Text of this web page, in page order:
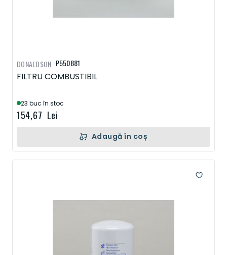
P550881
FILTRU COMBUSTIBIL
23 buc în stoc
154,67 Lei
DONALDSON
Adaugă în coș